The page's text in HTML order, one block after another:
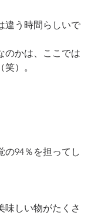
違う時間らしいで
のかは、ここでは
）。
の94％を担ってし
味しい物がたくさ